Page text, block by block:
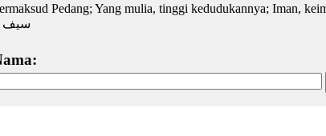
Pedang; Yang mulia, tinggi kedudukannya; Iman,
سيف